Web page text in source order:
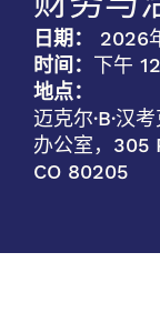
日期：
2026
时间： 下午
地点：
迈克尔·B·汉
办公室，
CO 80205